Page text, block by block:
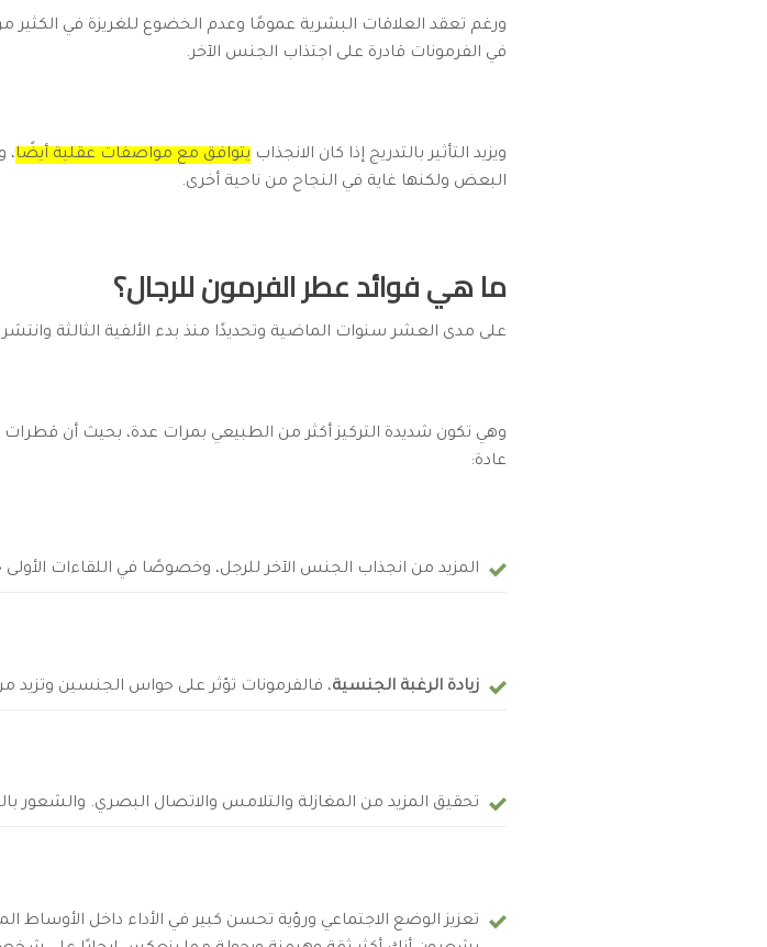
ورغم تعقد العلاقات البشرية عمومًا وعدم الخضوع للغريزة في الكثير
في الفرمونات قادرة على اجتذاب الجنس الآخر.
ويزيد التأثير بالتدريج إذا كان الانجذاب يتوافق مع مواصفات عقلية أيضًا،
البعض ولكنها غاية في النجاح من ناحية أخرى.
ما هي فوائد عطر الفرمون للرجال؟
على مدى العشر سنوات الماضية وتحديدًا منذ بدء الألفية الثالثة
وهي تكون شديدة التركيز أكثر من الطبيعي بمرات عدة، بحيث أن
عادة:
المزيد من انجذاب الجنس الآخر للرجل، وخصوصًا في اللقاءات
زيادة الرغبة الجنسية، فالفرمونات تؤثر على حواس الجنسين وتزيد
تحقيق المزيد من المغازلة والتلامس والاتصال البصري. والشعور
تعزيز الوضع الاجتماعي ورؤية تحسن كبير في الأداء داخل